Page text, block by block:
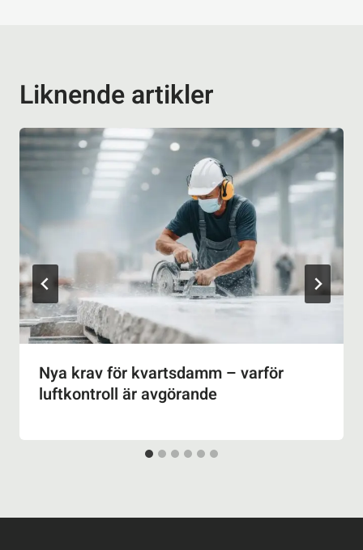
Liknende artikler
Nya krav för kvartsdamm – varför
luftkontroll är avgörande